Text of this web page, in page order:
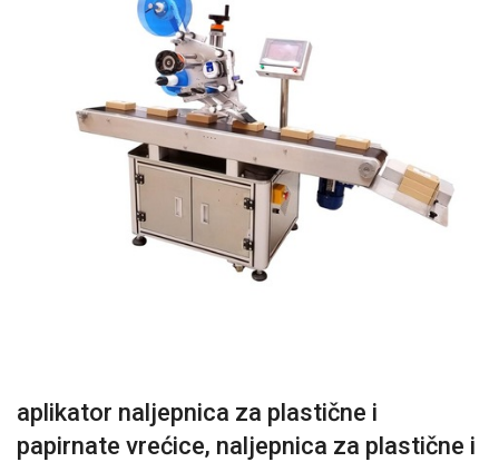
aplikator naljepnica za plastične i
papirnate vrećice, naljepnica za plastične i